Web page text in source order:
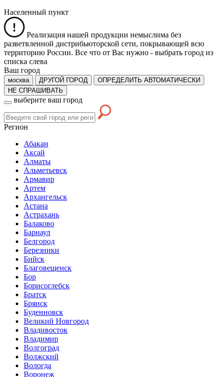
Населенный пункт
Реализация нашей продукции немыслима без
разветвленной дистрибьюторской сети, покрывающей всю
территорию России. Все что от Вас нужно - выбрать город из
списка слева
Ваш город
москва ДРУГОЙ ГОРОД
ОПРЕДЕЛИТЬ АВТОМАТИЧЕСКИ
НЕ СПРАШИВАТЬ
выберите ваш город
Регион
Абакан
Аксай
Алматы
Альметьевск
Армавир
Артем
Архангельск
Астана
Астрахань
Балаково
Барнаул
Белгород
Березники
Бийск
Благовещенск
Бор
Борисоглебск
Братск
Брянск
Буденновск
Великий Новгород
Владивосток
Владимир
Волгоград
Волжский
Вологда
Воронеж